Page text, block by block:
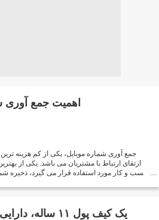
اهمیت جمع آوری
جمع آوری شماره موبایل، یکی از کم هزینه
ارتقای ارتباط با مشتریان می باشد. یکی از
کسب و کار مورد استفاده قرار می گیرد، ذخیره
یک کیف پول ۱۱ ساله، دارایی‌های خود را جابه‌جا کرد